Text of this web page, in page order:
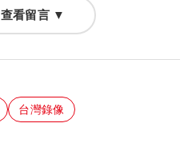
查看留言 ▼
台灣錄像